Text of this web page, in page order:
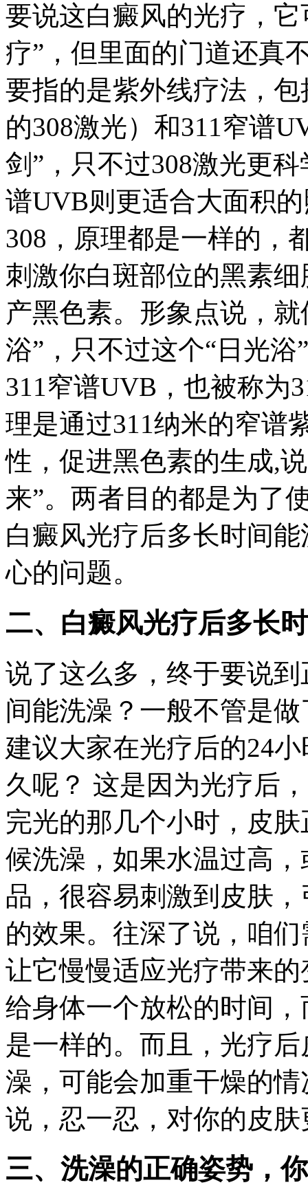
要说这白癜风的光疗，
疗”，但里面的门道还真
要指的是紫外线疗法，
的308激光）和311窄谱
剑”，只不过308激光更
谱UVB则更适合大面积
308，原理都是一样的，
刺激你白斑部位的黑素
产黑色素。形象点说，
浴”，只不过这个“日光
311窄谱UVB，也被称为
理是通过311纳米的窄谱
性，促进黑色素的生成,
来”。两者目的都是为了
白癜风光疗后多长时间
心的问题。
二、白癜风光疗后多长
说了这么多，终于要说
间能洗澡？一般不管是
建议大家在光疗后的24
久呢？ 这是因为光疗后
完光的那几个小时，皮
候洗澡，如果水温过高
品，很容易刺激到皮肤
的效果。往深了说，咱
让它慢慢适应光疗带来
给身体一个放松的时间
是一样的。而且，光疗
澡，可能会加重干燥的
说，忍一忍，对你的皮肤
三、洗澡的正确姿势，